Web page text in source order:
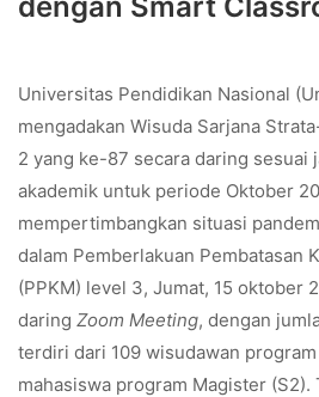
Universitas Pendidikan Nasional
mengadakan Wisuda Sarjana
2 yang ke-87 secara daring sesuai
akademik untuk periode Oktober
mempertimbangkan situasi
dalam Pemberlakuan Pembatasan
(PPKM) level 3, Jumat, 15 oktober
daring Zoom Meeting, dengan
terdiri dari 109 wisudawan program
mahasiswa program Magister (S2).